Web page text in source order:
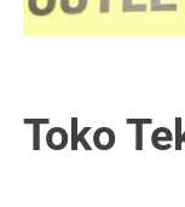
Toko